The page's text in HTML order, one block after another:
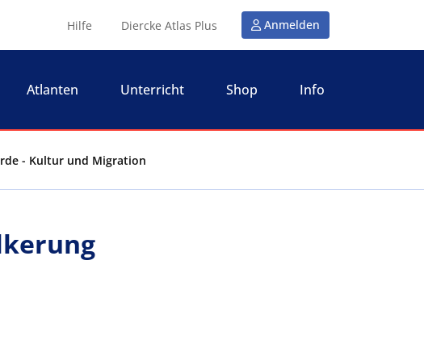
Hilfe Diercke Atlas Plus Anmelden
Atlanten Unterricht Shop Info
- Kultur und Migration